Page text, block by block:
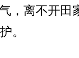
，离不开田
。